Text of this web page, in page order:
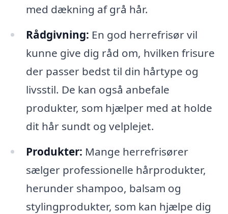
med dækning af grå hår.
Rådgivning: En god herrefrisør vil
kunne give dig råd om, hvilken frisure
der passer bedst til din hårtype og
livsstil. De kan også anbefale
produkter, som hjælper med at holde
dit hår sundt og velplejet.
Produkter: Mange herrefrisører
sælger professionelle hårprodukter,
herunder shampoo, balsam og
stylingprodukter, som kan hjælpe dig